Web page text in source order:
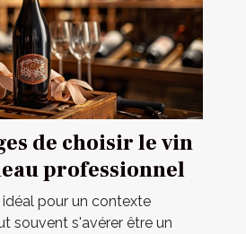
de choisir le vin
professionnel
pour un contexte
souvent s'avérer être un